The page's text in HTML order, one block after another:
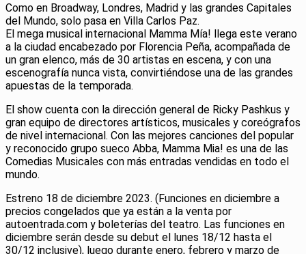
Como en Broadway, Londres, Madrid y las grandes Capitales
del Mundo, solo pasa en Villa Carlos Paz.
El mega musical internacional Mamma Mía! llega este verano
a la ciudad encabezado por Florencia Peña, acompañada de
un gran elenco, más de 30 artistas en escena, y con una
escenografía nunca vista, convirtiéndose una de las grandes
apuestas de la temporada.
El show cuenta con la dirección general de Ricky Pashkus y
gran equipo de directores artísticos, musicales y coreógrafos
de nivel internacional. Con las mejores canciones del popular
y reconocido grupo sueco Abba, Mamma Mia! es una de las
Comedias Musicales con más entradas vendidas en todo el
mundo.
Estreno 18 de diciembre 2023. (Funciones en diciembre a
precios congelados que ya están a la venta por
autoentrada.com y boleterías del teatro. Las funciones en
diciembre serán desde su debut el lunes 18/12 hasta el
30/12 inclusive), luego durante enero, febrero y marzo de